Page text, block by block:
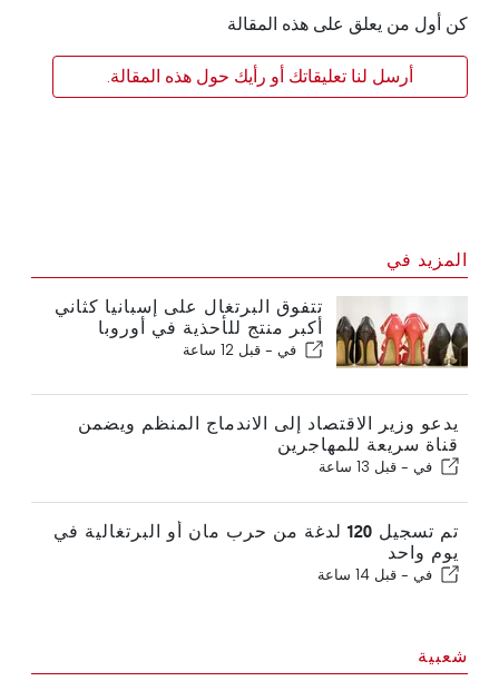
كن أول من يعلق على هذه المقالة
أرسل لنا تعليقاتك أو رأيك حول هذه المقالة.
المزيد في
تتفوق البرتغال على إسبانيا كثاني
أكبر منتج للأحذية في أوروبا
في - قبل 12 ساعة
يدعو وزير الاقتصاد إلى الاندماج المنظم ويضمن
قناة سريعة للمهاجرين
في - قبل 13 ساعة
تم تسجيل 120 لدغة من حرب مان أو البرتغالية في
يوم واحد
في - قبل 14 ساعة
شعبية